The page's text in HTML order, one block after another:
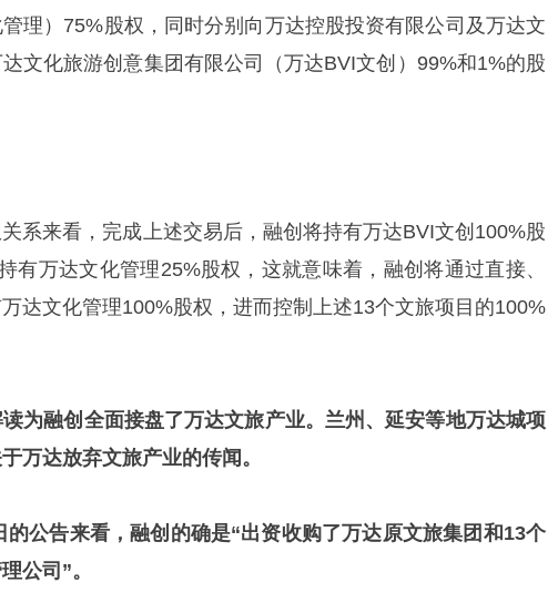
理）75%股权，同时分别向万达控股投资有限公司及万达文
文化旅游创意集团有限公司（万达BVI文创）99%和1%的股
系来看，完成上述交易后，融创将持有万达BVI文创100%股
有万达文化管理25%股权，这就意味着，融创将通过直接、
达文化管理100%股权，进而控制上述13个文旅项目的100%
为融创全面接盘了万达文旅产业。兰州、延安等地万达城项
万达放弃文旅产业的传闻。
的公告来看，融创的确是“出资收购了万达原文旅集团和13个
公司”。